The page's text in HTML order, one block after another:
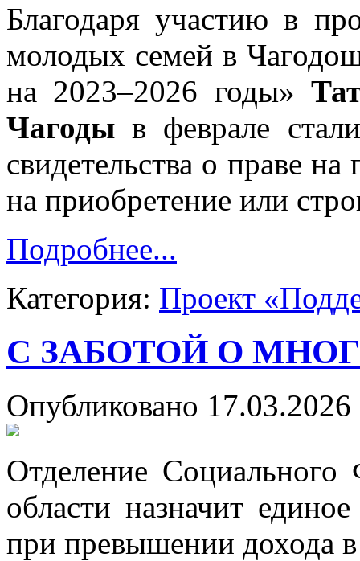
Благодаря участию в
молодых семей в
на 2023–2026 годы»
Чагоды в феврале
свидетельства о праве
на приобретение или
Подробнее...
Категория: Проект
С ЗАБОТОЙ О
Опубликовано
Отделение
области назначит
при превышении дохода